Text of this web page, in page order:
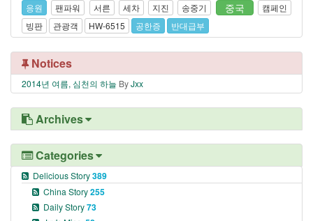
응원
팬파워 서른 세차 지진 송중기 중국
캠페인
빙판
관광객 HW-6515 공한증 반대급부
Notices
2014년 여름, 심천의 하늘 ByJxx
Archives
Categories
Delicious Story389
China Story255
Daily Story73